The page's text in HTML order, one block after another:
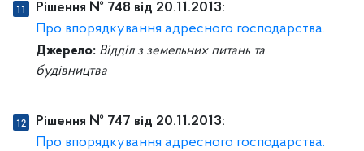
Рішення № 748 від 20.11.2013:
Про впорядкування адресного господарства.
Джерело: Відділ з земельних питань та
будівництва
Рішення № 747 від 20.11.2013:
Про впорядкування адресного господарства.